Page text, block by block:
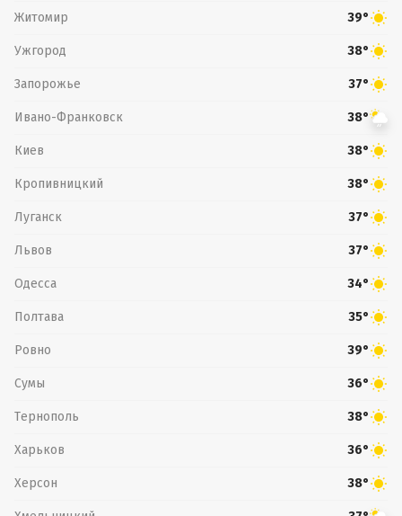
Житомир 39°
Ужгород 38°
Запорожье 37°
Ивано-Франковск 38°
Киев 38°
Кропивницкий 38°
Луганск 37°
Львов 37°
Одесса 34°
Полтава 35°
Ровно 39°
Сумы 36°
Тернополь 38°
Харьков 36°
Херсон 38°